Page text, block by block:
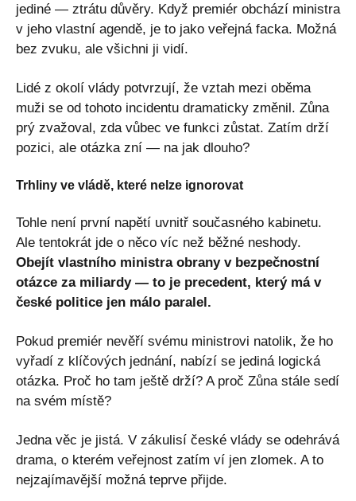
jediné — ztrátu důvěry. Když premiér obchází ministra
v jeho vlastní agendě, je to jako veřejná facka. Možná
bez zvuku, ale všichni ji vidí.
Lidé z okolí vlády potvrzují, že vztah mezi oběma
muži se od tohoto incidentu dramaticky změnil. Zůna
prý zvažoval, zda vůbec ve funkci zůstat. Zatím drží
pozici, ale otázka zní — na jak dlouho?
Trhliny ve vládě, které nelze ignorovat
Tohle není první napětí uvnitř současného kabinetu.
Ale tentokrát jde o něco víc než běžné neshody.
Obejít vlastního ministra obrany v bezpečnostní
otázce za miliardy — to je precedent, který má v
české politice jen málo paralel.
Pokud premiér nevěří svému ministrovi natolik, že ho
vyřadí z klíčových jednání, nabízí se jediná logická
otázka. Proč ho tam ještě drží? A proč Zůna stále sedí
na svém místě?
Jedna věc je jistá. V zákulisí české vlády se odehrává
drama, o kterém veřejnost zatím ví jen zlomek. A to
nejzajímavější možná teprve přijde.